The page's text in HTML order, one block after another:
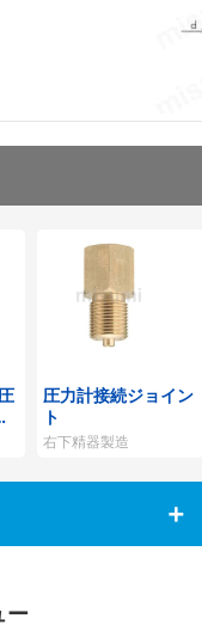
圧力計接続ジョイン
ト
右下精器製造
ー